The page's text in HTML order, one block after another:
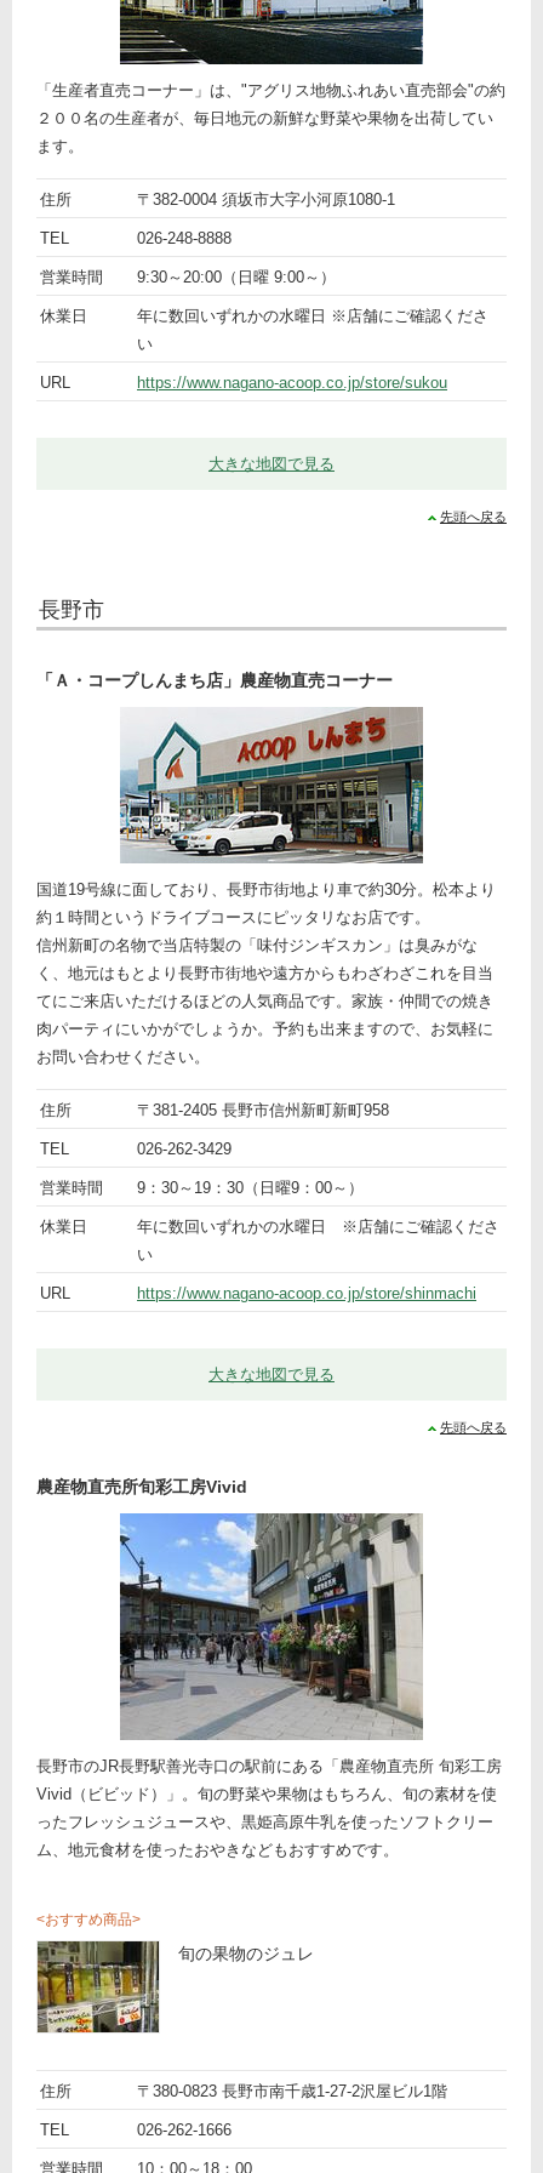
「生産者直売コーナー」は、"アグリス地物ふれあい直売部会"の約
２００名の生産者が、毎日地元の新鮮な野菜や果物を出荷してい
ます。
ト
ッ
ク
細
名
すこう
店」生
産者直
ナー
住所 〒382-0004 須坂市大字小河原1080-1
TEL 026-248-8888
営業時間 9:30～20:00（日曜 9:00～）
休業日
年に数回いずれかの水曜日 ※店舗にご確認くださ
い
URL https://www.nagano-acoop.co.jp/store/sukou
大きな地図で見る
先頭へ戻る
長野市
「Ａ・コープしんまち店」農産物直売コーナー
国道19号線に面しており、長野市街地より車で約30分。松本より
約１時間というドライブコースにピッタリなお店です。
信州新町の名物で当店特製の「味付ジンギスカン」は臭みがな
く、地元はもとより長野市街地や遠方からもわざわざこれを目当
てにご来店いただけるほどの人気商品です。家族・仲間での焼き
肉パーティにいかがでしょうか。予約も出来ますので、お気軽に
お問い合わせください。
ト
ッ
ク
細
名
しんま
ち店」
農産物
ーナー
住所 〒381-2405 長野市信州新町新町958
TEL 026-262-3429
営業時間 9：30～19：30（日曜9：00～）
休業日
年に数回いずれかの水曜日 ※店舗にご確認くださ
い
URL https://www.nagano-acoop.co.jp/store/shinmachi
大きな地図で見る
先頭へ戻る
農産物直売所旬彩工房Vivid
長野市のJR長野駅善光寺口の駅前にある「農産物直売所 旬彩工房
Vivid（ビビッド）」。旬の野菜や果物はもちろん、旬の素材を使
ったフレッシュジュースや、黒姫高原牛乳を使ったソフトクリー
ム、地元食材を使ったおやきなどもおすすめです。
おすすめ商品
旬の果物のジュレ
ト
ッ細
名
物
住所 〒380-0823 長野市南千歳1-27-2沢屋ビル1階
TEL 026-262-1666
営業時間 10：00～18：00